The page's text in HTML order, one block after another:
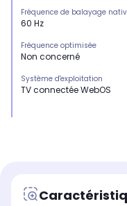
Fréquence de balayage
60 Hz
Fréquence optimisée
Non concerné
Système d'exploitation
TV connectée WebOS
USB
x1